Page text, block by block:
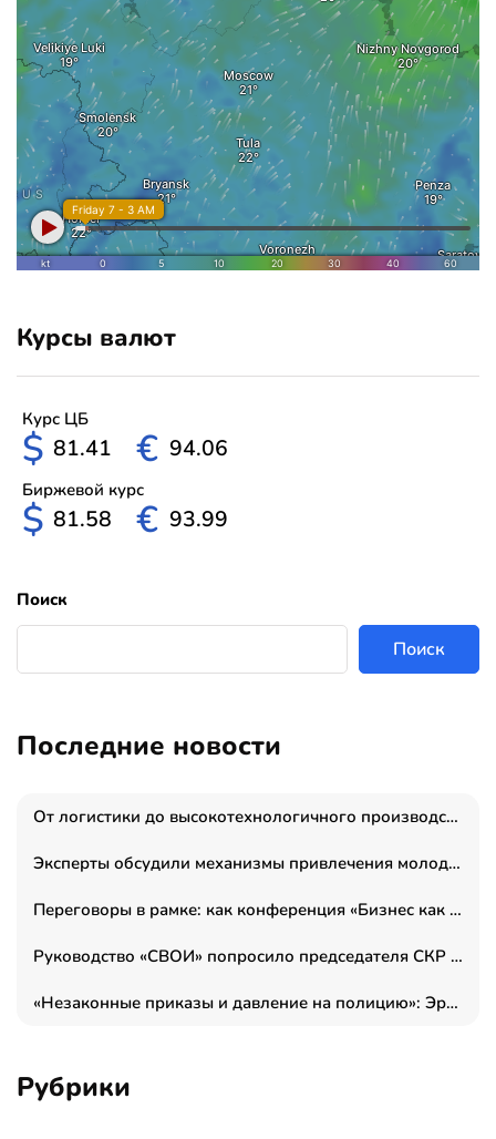
Курсы валют
Курс ЦБ
$ 81.41 € 94.06
Биржевой курс
$ 81.58 € 93.99
Поиск
Поиск
Последние новости
От логистики до высокотехнологичного производства: как основатель “гагаринга” выстраивает экосистему безопасности и гражданских БПЛА
Эксперты обсудили механизмы привлечения молодых специалистов в промышленные города
Переговоры в рамке: как конференция «Бизнес как искусство» переформатирует деловой этикет в стенах ТПП РФ
Руководство «СВОИ» попросило председателя СКР дать правовую оценку обысков в тыловом штабе
«Незаконные приказы и давление на полицию»: Эрнеста Султанова задержали у посольства Израиля во время одиночного пикета
Рубрики